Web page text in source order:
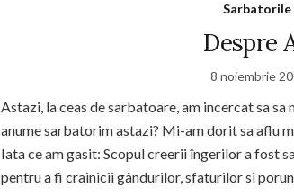
Despre
8 noiembrie
Astazi, la ceas de sarbatoare, am incercat sa
anume sarbatorim astazi? Mi-am dorit sa aflu
Iata ce am gasit: Scopul creerii îngerilor a fost
pentru a fi crainicii gândurilor, sfaturilor si